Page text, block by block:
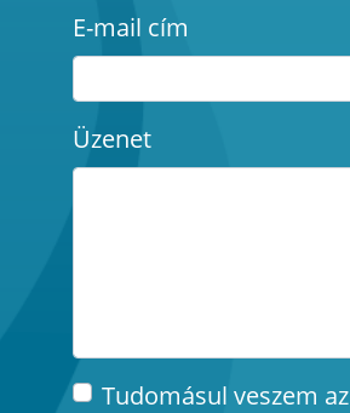
E-mail cím
Üzenet
Tudomásul veszem az